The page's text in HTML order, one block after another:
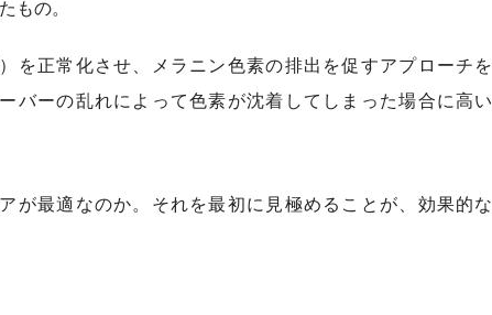
もの。
を正常化させ、メラニン色素の排出を促すアプローチを
バーの乱れによって色素が沈着してしまった場合に高い
が最適なのか。それを最初に見極めることが、効果的な